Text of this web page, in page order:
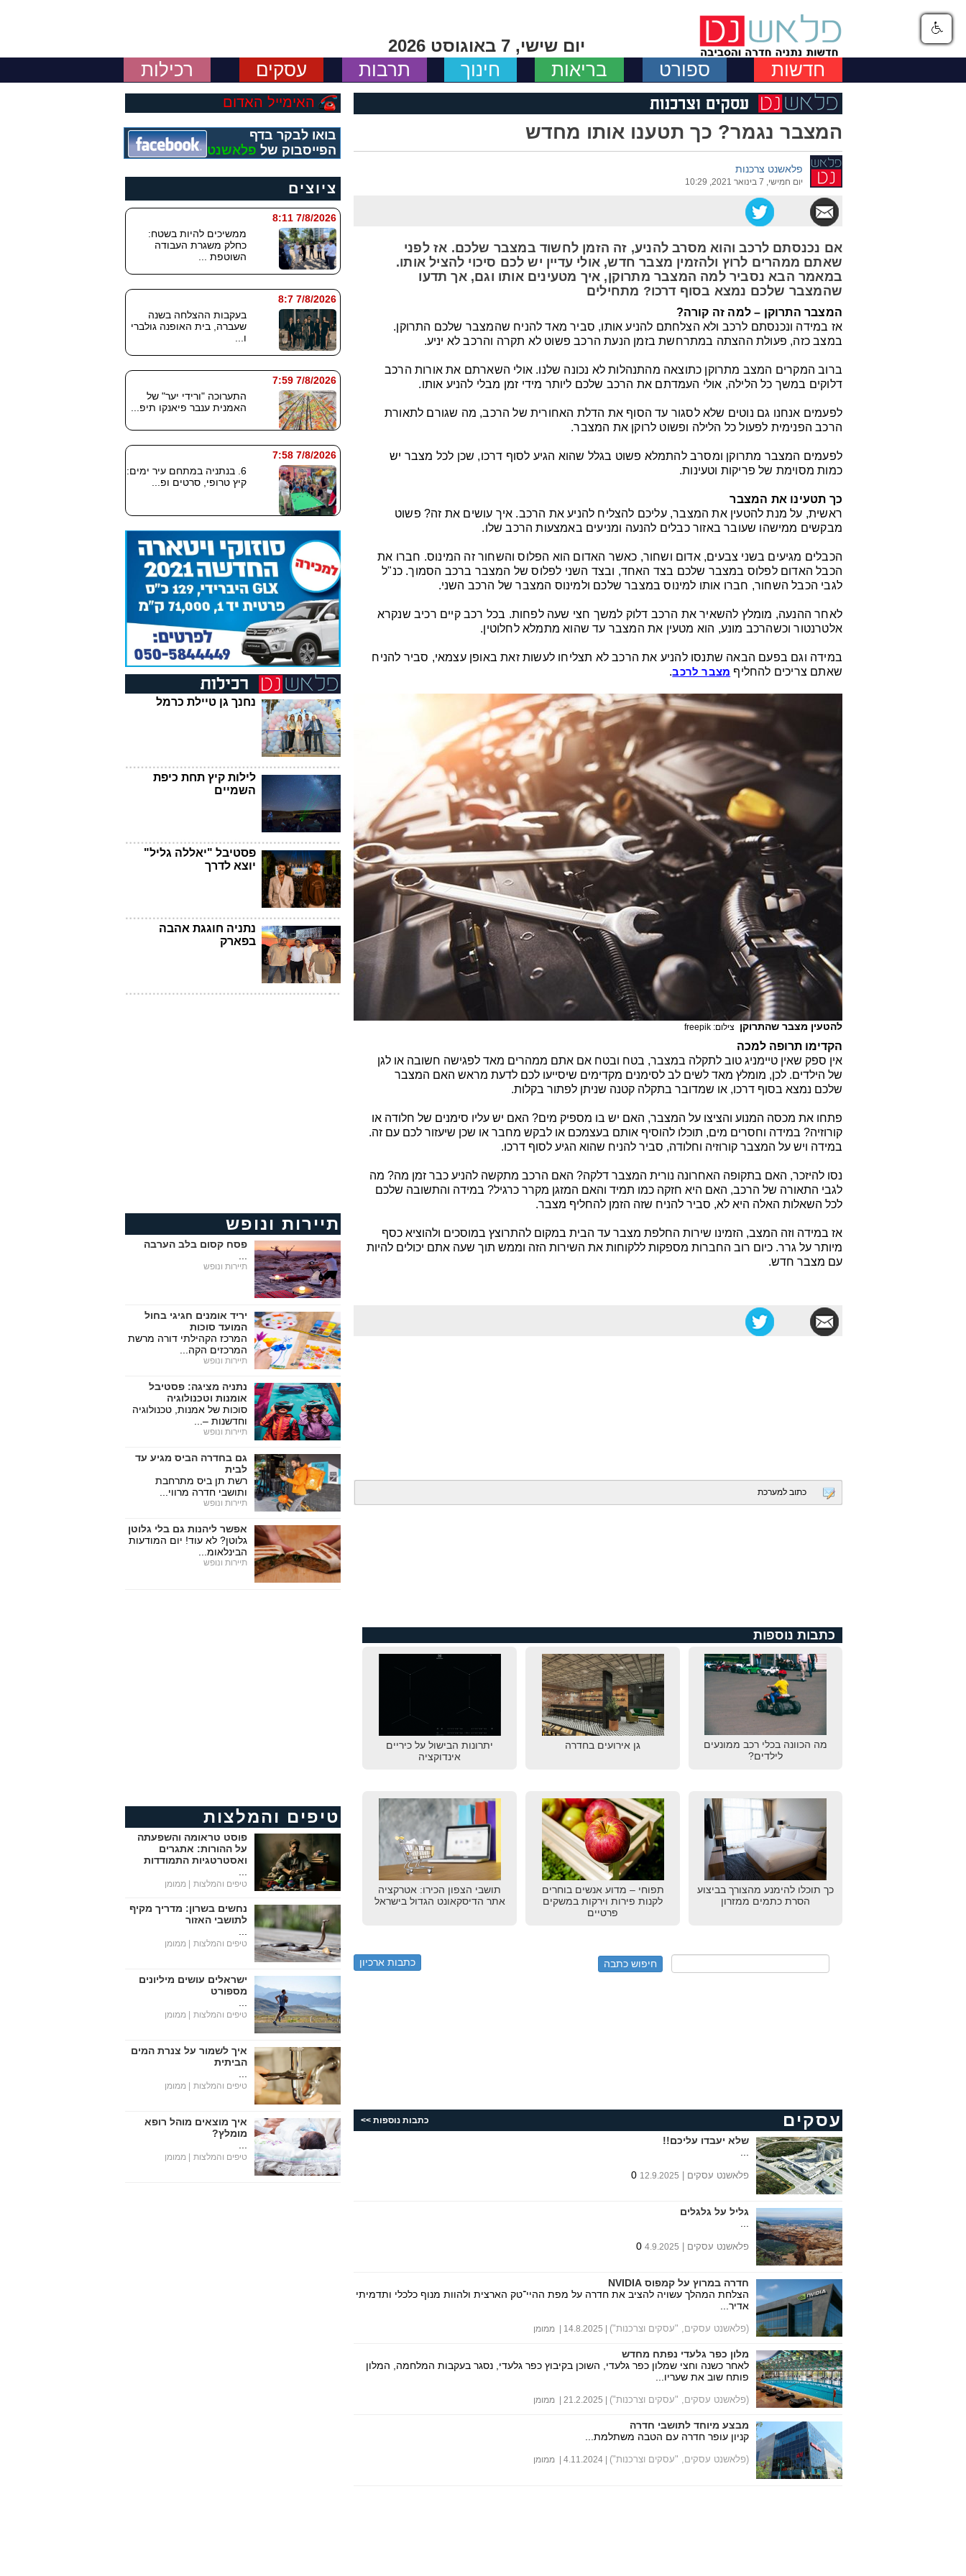
יום שישי, 7 באוגוסט 2026
חדשות ספורט בריאות חינוך תרבות עסקים רכילות
המצבר נגמר? כך תטענו אותו מחדש
פלאשנט צרכנות
יום חמישי, 7 בינואר 2021, 10:29
אם נכנסתם לרכב והוא מסרב להניע, זה הזמן לחשוד במצבר שלכם. אז לפני
שאתם ממהרים לרוץ ולהזמין מצבר חדש, אולי עדיין יש לכם סיכוי להציל אותו.
במאמר הבא נסביר למה המצבר מתרוקן, איך מטעינים אותו וגם, אך תדעו
שהמצבר שלכם נמצא בסוף דרכו? מתחילים
המצבר התרוקן – למה זה קורה?
אז במידה ונכנסתם לרכב ולא הצלחתם להניע אותו, סביר מאד להניח שהמצבר שלכם התרוקן.
במצב כזה, פעולת ההצתה במתרחשת בזמן הנעת הרכב פשוט לא תקרה והרכב לא יניע.
ברוב המקרים המצב מתרוקן כתוצאה מהתנהלות לא נכונה שלנו. אולי השארתם את אורות הרכב
דלוקים במשך כל הלילה, אולי העמדתם את הרכב שלכם ליותר מידי זמן מבלי להניע אותו.
לפעמים אנחנו גם נוטים שלא לסגור עד הסוף את הדלת האחורית של הרכב, מה שגורם לתאורת
הרכב הפנימית לפעול כל הלילה ופשוט לרוקן את המצבר.
לפעמים המצבר מתרוקן ומסרב להתמלא פשוט בגלל שהוא הגיע לסוף דרכו, שכן לכל מצבר יש
כמות מסוימת של פריקות וטעינות.
כך תטעינו את המצבר
ראשית, על מנת להטעין את המצבר, עליכם להצליח להניע את הרכב. איך עושים את זה? פשוט
מבקשים ממישהו שעובר באזור כבלים להנעה ומניעים באמצעות הרכב שלו.
הכבלים מגיעים בשני צבעים, אדום ושחור, כאשר האדום הוא הפלוס והשחור זה המינוס. חברו את
הכבל האדום לפלוס במצבר שלכם בצד האחד, ובצד השני לפלוס של המצבר ברכב הסמוך. כנ"ל
לגבי הכבל השחור, חברו אותו למינוס במצבר שלכם ולמינוס המצבר של הרכב השני.
לאחר ההנעה, מומלץ להשאיר את הרכב דלוק למשך חצי שעה לפחות. בכל רכב קיים רכיב שנקרא
אלטרנטור וכשהרכב מונע, הוא מטעין את המצבר עד שהוא מתמלא לחלוטין.
במידה וגם בפעם הבאה שתנסו להניע את הרכב לא תצליחו לעשות זאת באופן עצמאי, סביר להניח
שאתם צריכים להחליף מצבר לרכב.
להטעין מצבר שהתרוקן צילום: freepik
הקדימו תרופה למכה
אין ספק שאין טיימניג טוב לתקלה במצבר, בטח ובטח אם אתם ממהרים מאד לפגישה חשובה או לגן
של הילדים. לכן, מומלץ מאד לשים לב לסימנים מקדימים שיסייעו לכם לדעת מראש האם המצבר
שלכם נמצא בסוף דרכו, או שמדובר בתקלה קטנה שניתן לפתור בקלות.
פתחו את מכסה המנוע והציצו על המצבר, האם יש בו מספיק מים? האם יש עליו סימנים של חלודה או
קורוזיה? במידה וחסרים מים, תוכלו להוסיף אותם בעצמכם או לבקש מחבר או שכן שיעזור לכם עם זה.
במידה ויש על המצבר קורוזיה וחלודה, סביר להניח שהוא הגיע לסוף דרכו.
נסו להיזכר, האם בתקופה האחרונה נורית המצבר דלקה? האם הרכב מתקשה להניע כבר זמן מה? מה
לגבי התאורה של הרכב, האם היא חזקה כמו תמיד והאם המזגן מקרר כרגיל? במידה והתשובה שלכם
לכל השאלות האלה היא לא, סביר להניח שזה הזמן להחליף מצבר.
אז במידה וזה המצב, הזמינו שירות החלפת מצבר עד הבית במקום להתרוצץ במוסכים ולהוציא כסף
מיותר על גרר. כיום רוב החברות מספקות ללקוחות את השירות הזה וממש תוך שעה אתם יכולים להיות
עם מצבר חדש.
כתוב למערכת
כתבות נוספות
מה הכוונה בכלי רכב ממונעים
לילדים?
גן אירועים בחדרה
יתרונות הבישול על כיריים
אינדוקציה
כך תוכלו להימנע מהצורך בביצוע
הסרת כתמים ממזרון
תפוחי – מדוע אנשים בוחרים
לקנות פירות וירקות במשקים
פרטיים
תושבי הצפון הכירו: אטרקציה
אתר הדיסקאונט הגדול בישראל
כתבות ארכיון
עסקים כתבות נוספות >>
שלא יעבדו עליכם!!
פלאשנט עסקים | 12.9.2025
גליל על גלגלים
פלאשנט עסקים | 4.9.2025
חדרה במרוץ על קמפוס NVIDIA
הצלחת המהלך עשויה להציב את חדרה על מפת ההיי־טק הארצית ולהוות מנוף כלכלי ותדמיתי
אדיר...
(פלאשנט עסקים, "עסקים וצרכנות")
מלון כפר גלעדי נפתח מחדש
לאחר כשנה וחצי שמלון כפר גלעדי, השוכן בקיבוץ כפר גלעדי, נסגר בעקבות המלחמה, המלון
פותח שוב את שעריו...
(פלאשנט עסקים, "עסקים וצרכנות")
מבצע מיוחד לתושבי חדרה
קניון עופר חדרה עם הטבה משתלמת...
(פלאשנט עסקים, "עסקים וצרכנות")
האימייל האדום
בואו לבקר בדף
הפייסבוק של פלאשנט
ציוצים
7/8/2026 8:11
ממשיכים להיות בשטח:
כחלק משגרת העבודה
השוטפת ...
7/8/2026 8:7
בעקבות ההצלחה בשנה
שעברה, בית האופנה גולברי
ו...
7/8/2026 7:59
התערוכה "ורידי יער" של
האמנית ענבר פיאנקו תיפ...
7/8/2026 7:58
6. בנתניה במתחם עיר ימים:
קיץ טרופי, סרטים ופ...
נחנך גן טיילת כרמל
לילות קיץ תחת כיפת
השמיים
פסטיבל "יאללה גליל"
יוצא לדרך
נתניה חוגגת אהבה
בפארק
תיירות ונופש
פסח קסום בלב הערבה
תיירות ונופש
יריד אומנים חגיגי בחול
המועד סוכות
המרכז הקהילתי דורה מרשת
המרכזים הקה...
תיירות ונופש
נתניה מציגה: פסטיבל
אומנות וטכנולוגיה
סוכות של אמנות, טכנולוגיה
וחדשנות –...
תיירות ונופש
גם בחדרה הביס מגיע עד
לבית
רשת תן ביס מתרחבת
ותושבי חדרה מרווי...
תיירות ונופש
אפשר ליהנות גם בלי גלוטן
גלוטן? לא עוד! יום המודעות
הבינלאומ...
תיירות ונופש
טיפים והמלצות
פוסט טראומה והשפעתה
על ההורות: אתגרים
ואסטרטגיות התמודדות
טיפים והמלצות | ממומן
נחשים בשרון: מדריך מקיף
לתושבי האזור
טיפים והמלצות | ממומן
ישראלים עושים מיליונים
מספורט
טיפים והמלצות | ממומן
איך לשמור על צנרת המים
הביתית
טיפים והמלצות | ממומן
איך מוצאים מוהל רופא
מומלץ?
טיפים והמלצות | ממומן